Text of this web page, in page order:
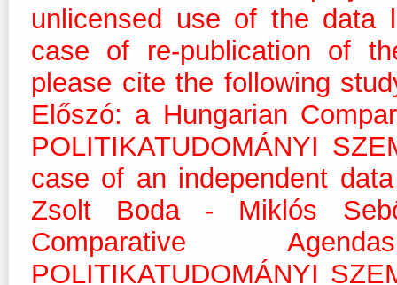
unlicensed use of the data
case of re-publication of
please cite the following
Előszó: a Hungarian
POLITIKATUDOMÁNYI
case of an independent
Zsolt Boda - Miklós
Comparative
POLITIKATUDOMÁNYI